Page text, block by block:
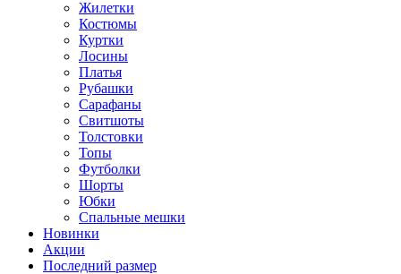
Жилетки
Костюмы
Куртки
Лосины
Платья
Рубашки
Сарафаны
Свитшоты
Толстовки
Топы
Футболки
Шорты
Юбки
Спальные мешки
Новинки
Акции
Последний размер